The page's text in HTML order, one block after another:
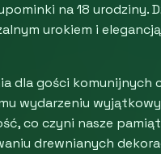
na 18 urodziny.
urokiem i
dla gości komunijnych
wydarzeniu
co czyni nasze
drewnianych